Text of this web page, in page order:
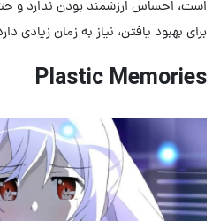
است، احساس ارزشمند بودن ندارد و
برای بهبود یافتن، نیاز به زمان زیادی
Plastic Memories